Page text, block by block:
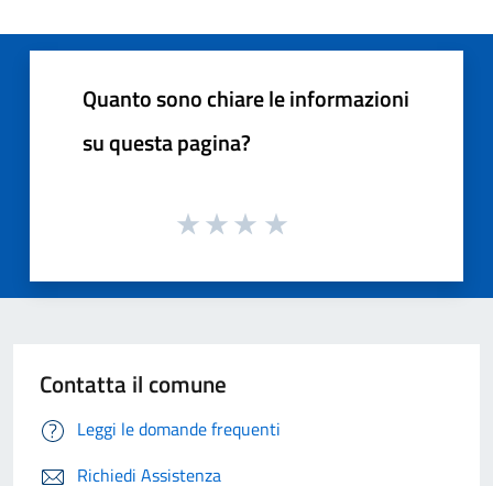
Quanto sono chiare le informazioni
su questa pagina?
Contatta il comune
Leggi le domande frequenti
Richiedi Assistenza